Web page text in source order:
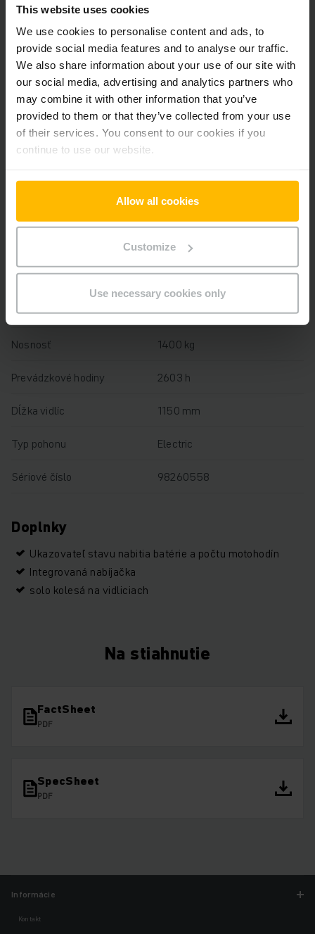
This website uses cookies
We use cookies to personalise content and ads, to
provide social media features and to analyse our traffic.
We also share information about your use of our site with
our social media, advertising and analytics partners who
may combine it with other information that you’ve
provided to them or that they’ve collected from your use
of their services. You consent to our cookies if you
continue to use our website.
Allow all cookies
Customize
Use necessary cookies only
Informácie o výrobku
Nasledujúca časť poskytuje komplexný prehľad technických
špecifikácií a vybavenia vozidla.
Technické údaje
Batéria Lítium-iónová, V / 0 Ah
2020
Rok 2020
Výška zdvihu 122 mm
Nosnosť 1400 kg
Prevádzkové hodiny 2603 h
Dĺžka vidlíc 1150 mm
Typ pohonu Electric
Sériové číslo 98260558
Doplnky
Ukazovateľ stavu nabitia batérie a počtu motohodín
Integrovaná nabíjačka
solo kolesá na vidliciach
Na stiahnutie
FactSheet
PDF
SpecSheet
PDF
Informácie
Kontakt